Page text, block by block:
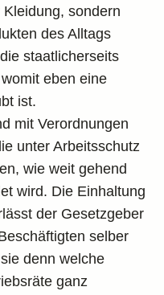
sondern
des Alltags
staatlicherseits
eben eine
ist.
mit Verordnungen
unter Arbeitsschutz
wie weit gehend
wird. Die Einhaltung
der Gesetzgeber
selber
denn welche
ganz